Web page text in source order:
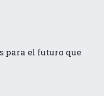
para el futuro que